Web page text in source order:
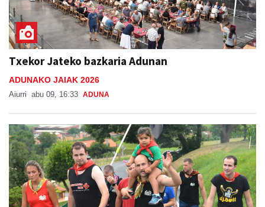
Txekor Jateko bazkaria Adunan
ADUNAKO JAIAK 2026
Aiurri abu 09, 16:33 ADUNA